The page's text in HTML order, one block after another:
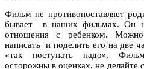
Фильм не противопоставляет
бывает в наших фильмах. Он
отношения с ребенком.
написать и поделить его на две
«так поступать надо».
осторожны в оценках, не делайте